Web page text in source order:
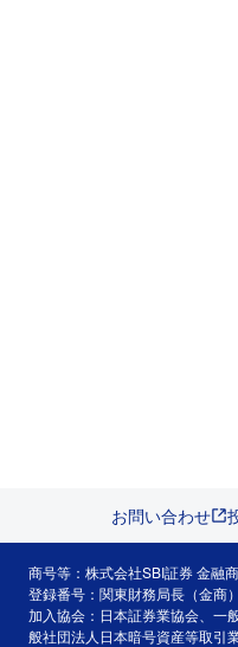
お問い合わせ
商号等：株式会社SBI証券 金融
登録番号：関東財務局長（金商
加入協会：日本証券業協会、一
般社団法人日本暗号資産等取引